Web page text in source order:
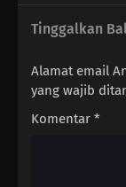
02 Episode 2
01 Episode 1
Tinggalkan
Alamat email
yang wajib
Komentar *